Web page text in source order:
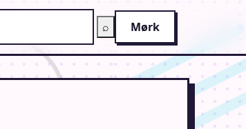
⌕ Mørk